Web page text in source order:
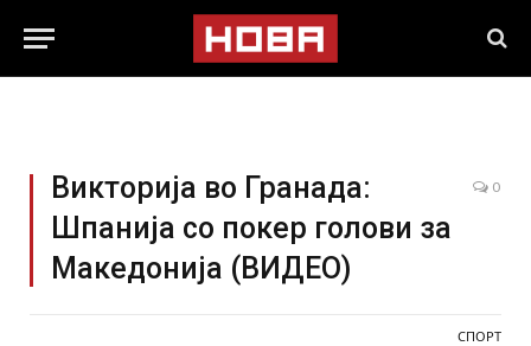
Викторија во Гранада:
Шпанија со покер голови за
Македонија (ВИДЕО)
0
СПОРТ